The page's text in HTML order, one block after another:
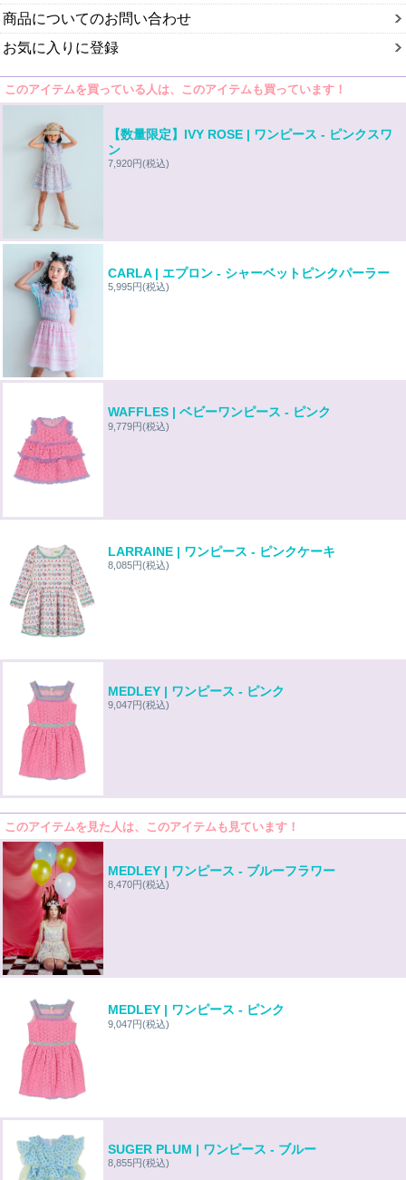
商品についてのお問い合わせ
お気に入りに登録
このアイテムを買っている人は、このアイテムも買っています！
【数量限定】IVY ROSE | ワンピース - ピンクスワ
ン
7,920円(税込)
CARLA | エプロン - シャーベットピンクパーラー
5,995円(税込)
WAFFLES | ベビーワンピース - ピンク
9,779円(税込)
LARRAINE | ワンピース - ピンクケーキ
8,085円(税込)
MEDLEY | ワンピース - ピンク
9,047円(税込)
このアイテムを見た人は、このアイテムも見ています！
MEDLEY | ワンピース - ブルーフラワー
8,470円(税込)
MEDLEY | ワンピース - ピンク
9,047円(税込)
SUGER PLUM | ワンピース - ブルー
8,855円(税込)